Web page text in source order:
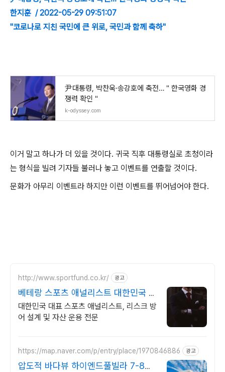
한지훈 / 2022-05-29 09:51:07
"코로나로 지친 국민에 큰 위로, 국민과 함께 축하"
尹대통령, 박찬욱·송강호에 축전…＂한국영화 경
쟁력 확인＂
k-odyssey.com
이거 말고 하나가 더 있을 것이다. 귀국 직후 대통령실로 초청이라
는 형식을 빌려 기자들 불러나 놓고 이벤트를 연출할 것이다.
문화가 아무리 이벤트라 하지만 이런 이벤트를 뛰어넘어야 한다.
http://www.sportfund.co.kr/ 광고
베테랑 스포츠 애널리스트 대한민국 1
순위 전력 분석가
대한민국 대표 스포츠 애널리스트, 리스크 방
어 설계 및 자산 운용 전문
https://map.naver.com/p/entry/place/1970846886 광고
압도적 바다뷰 하이엔드풀빌라 7-8월